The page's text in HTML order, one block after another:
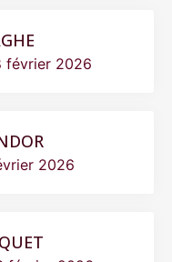
février 2026
2026